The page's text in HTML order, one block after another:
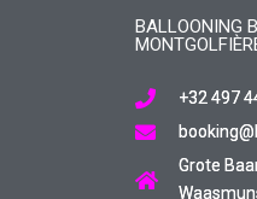
BALLOONING
+32 497
Grote